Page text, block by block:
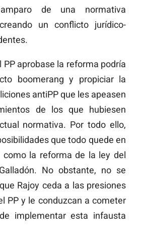
de una normativa
un conflicto jurídico-
PP aprobase la reforma podría
boomerang y propiciar la
antiPP que les apeasen
de los que hubiesen
normativa. Por todo ello,
que todo quede en
como la reforma de la ley del
No obstante, no se
Rajoy ceda a las presiones
PP y le conduzcan a cometer
implementar esta infausta